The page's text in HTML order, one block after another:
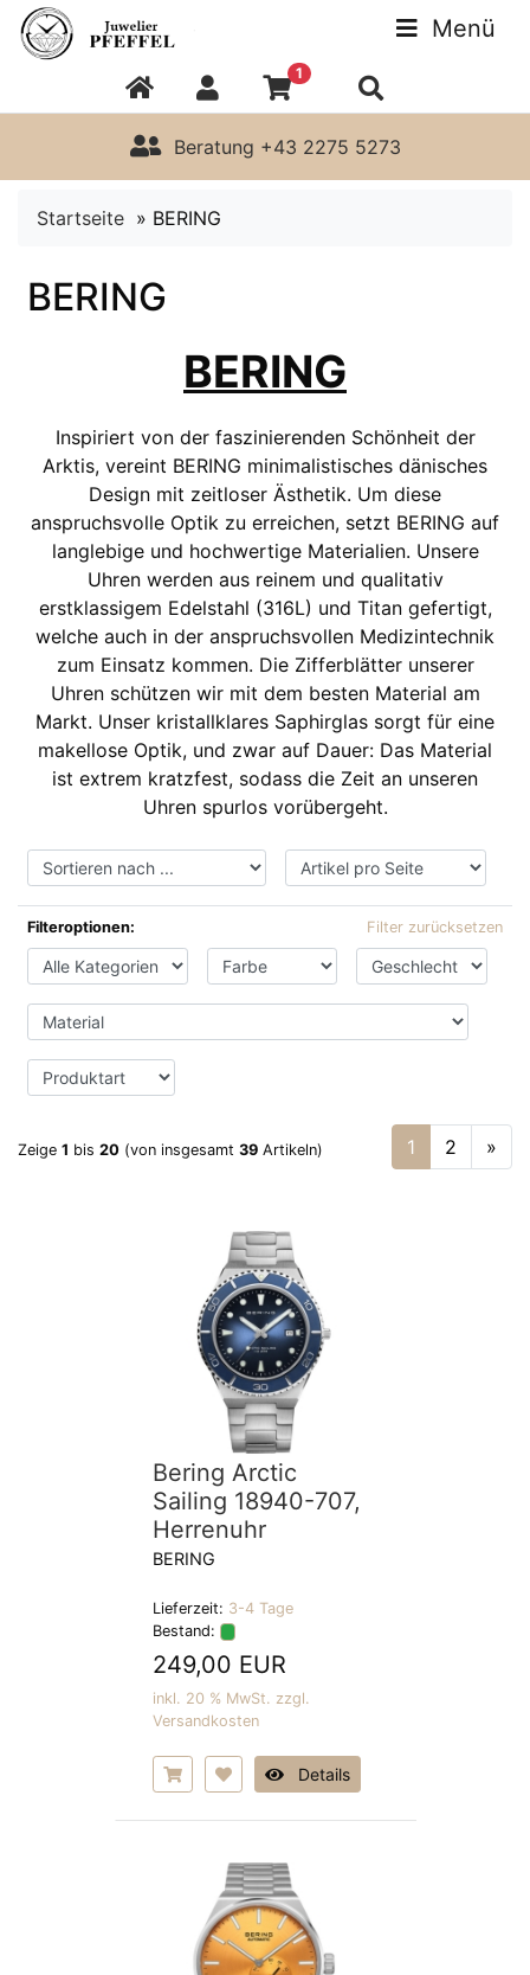
Beratung +43 2275 5273
Menü
1
Startseite » BERING
BERING
BERING
Inspiriert von der faszinierenden Schönheit der
Arktis, vereint BERING minimalistisches dänisches
Design mit zeitloser Ästhetik. Um diese
anspruchsvolle Optik zu erreichen, setzt BERING auf
langlebige und hochwertige Materialien. Unsere
Uhren werden aus reinem und qualitativ
erstklassigem Edelstahl (316L) und Titan gefertigt,
welche auch in der anspruchsvollen Medizintechnik
zum Einsatz kommen. Die Zifferblätter unserer
Uhren schützen wir mit dem besten Material am
Markt. Unser kristallklares Saphirglas sorgt für eine
makellose Optik, und zwar auf Dauer: Das Material
ist extrem kratzfest, sodass die Zeit an unseren
Uhren spurlos vorübergeht.
Filteroptionen: Filter zurücksetzen
Zeige 1 bis 20 (von insgesamt 39 Artikeln) 1 2 »
Bering Arctic
Sailing 18940-707,
Herrenuhr
BERING
Lieferzeit: 3-4 Tage
Bestand:
249,00 EUR
inkl. 20 % MwSt. zzgl.
Versandkosten
Details